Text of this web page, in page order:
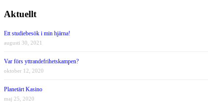
Aktuellt
Ett studiebesök i min hjärna!
augusti 30, 2021
Var förs yttrandefrihetskampen?
oktober 12, 2020
Planetärt Kasino
maj 25, 2020